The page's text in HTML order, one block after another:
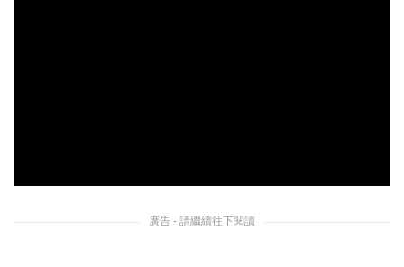
廣告 - 請繼續往下閱讀